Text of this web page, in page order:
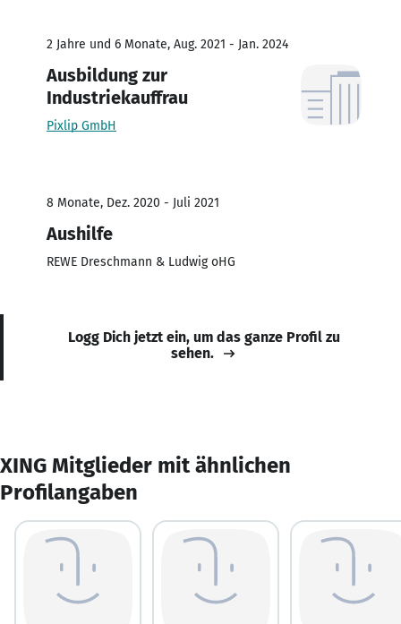
2 Jahre und 6 Monate, Aug. 2021 - Jan. 2024
Ausbildung zur
Industriekauffrau
Pixlip GmbH
8 Monate, Dez. 2020 - Juli 2021
Aushilfe
REWE Dreschmann & Ludwig oHG
Logg Dich jetzt ein, um das ganze Profil zu
sehen.
XING Mitglieder mit ähnlichen
Profilangaben